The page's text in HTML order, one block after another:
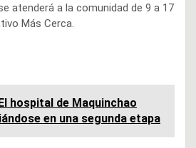
atenderá a la comunidad de 9 a 17
Más Cerca.
hospital de Maquinchao
en una segunda etapa